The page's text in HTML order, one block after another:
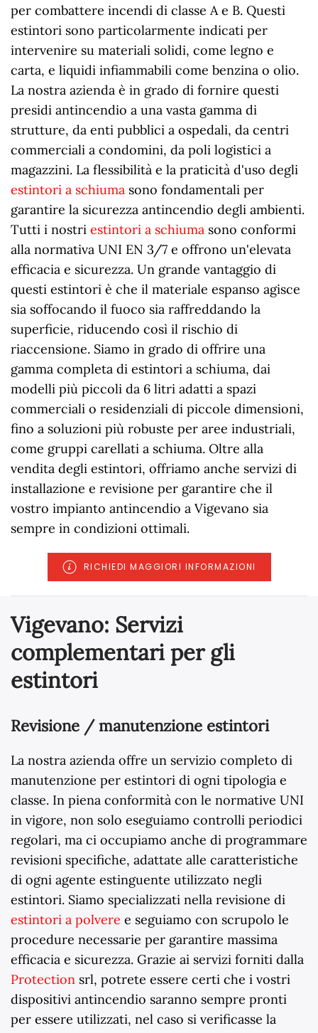
per combattere incendi di classe A e B. Questi
estintori sono particolarmente indicati per
intervenire su materiali solidi, come legno e
carta, e liquidi infiammabili come benzina o olio.
La nostra azienda è in grado di fornire questi
presidi antincendio a una vasta gamma di
strutture, da enti pubblici a ospedali, da centri
commerciali a condomini, da poli logistici a
magazzini. La flessibilità e la praticità d'uso degli
estintori a schiuma sono fondamentali per
garantire la sicurezza antincendio degli ambienti.
Tutti i nostri estintori a schiuma sono conformi
alla normativa UNI EN 3/7 e offrono un'elevata
efficacia e sicurezza. Un grande vantaggio di
questi estintori è che il materiale espanso agisce
sia soffocando il fuoco sia raffreddando la
superficie, riducendo così il rischio di
riaccensione. Siamo in grado di offrire una
gamma completa di estintori a schiuma, dai
modelli più piccoli da 6 litri adatti a spazi
commerciali o residenziali di piccole dimensioni,
fino a soluzioni più robuste per aree industriali,
come gruppi carellati a schiuma. Oltre alla
vendita degli estintori, offriamo anche servizi di
installazione e revisione per garantire che il
vostro impianto antincendio a Vigevano sia
sempre in condizioni ottimali.
RICHIEDI MAGGIORI INFORMAZIONI
Vigevano: Servizi
complementari per gli
estintori
Revisione / manutenzione estintori
La nostra azienda offre un servizio completo di
manutenzione per estintori di ogni tipologia e
classe. In piena conformità con le normative UNI
in vigore, non solo eseguiamo controlli periodici
regolari, ma ci occupiamo anche di programmare
revisioni specifiche, adattate alle caratteristiche
di ogni agente estinguente utilizzato negli
estintori. Siamo specializzati nella revisione di
estintori a polvere e seguiamo con scrupolo le
procedure necessarie per garantire massima
efficacia e sicurezza. Grazie ai servizi forniti dalla
Protection srl, potrete essere certi che i vostri
dispositivi antincendio saranno sempre pronti
per essere utilizzati, nel caso si verificasse la